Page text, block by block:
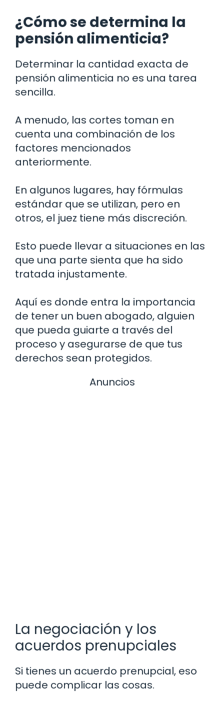
¿Cómo se determina la
pensión alimenticia?
Determinar la cantidad exacta de
pensión alimenticia no es una tarea
sencilla.
A menudo, las cortes toman en
cuenta una combinación de los
factores mencionados
anteriormente.
En algunos lugares, hay fórmulas
estándar que se utilizan, pero en
otros, el juez tiene más discreción.
Esto puede llevar a situaciones en las
que una parte sienta que ha sido
tratada injustamente.
Aquí es donde entra la importancia
de tener un buen abogado, alguien
que pueda guiarte a través del
proceso y asegurarse de que tus
derechos sean protegidos.
Anuncios
La negociación y los
acuerdos prenupciales
Si tienes un acuerdo prenupcial, eso
puede complicar las cosas.